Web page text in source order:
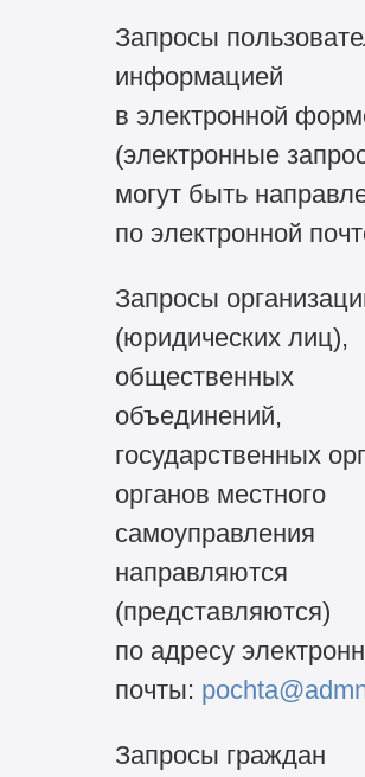
Запросы
информацией
в электронной
(электронные
могут быть
по электронной
Запросы
(юридических лиц),
общественных
объединений,
государственных
органов местного
самоуправления
направляются
(представляются)
по адресу
почты:
Запросы граждан